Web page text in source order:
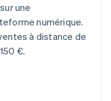
une
numérique.
à distance de
€.